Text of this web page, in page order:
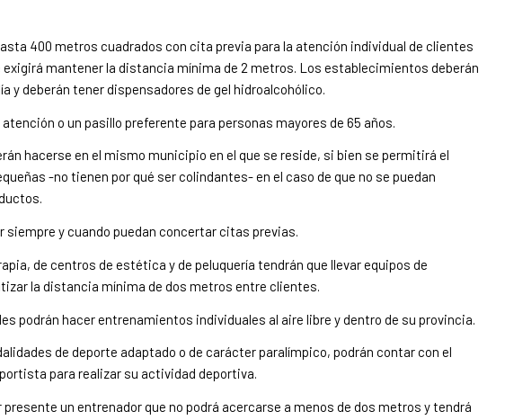
400 metros cuadrados con cita previa para la atención individual de clientes
exigirá mantener la distancia mínima de 2 metros. Los establecimientos deberán
y deberán tener dispensadores de gel hidroalcohólico.
o un pasillo preferente para personas mayores de 65 años.
hacerse en el mismo municipio en el que se reside, si bien se permitirá el
-no tienen por qué ser colindantes- en el caso de que no se puedan
siempre y cuando puedan concertar citas previas.
de centros de estética y de peluquería tendrán que llevar equipos de
la distancia mínima de dos metros entre clientes.
podrán hacer entrenamientos individuales al aire libre y dentro de su provincia.
de deporte adaptado o de carácter paralímpico, podrán contar con el
para realizar su actividad deportiva.
un entrenador que no podrá acercarse a menos de dos metros y tendrá